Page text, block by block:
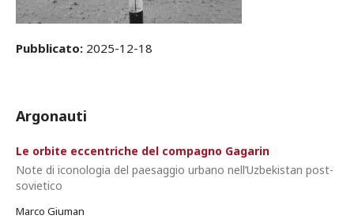
Pubblicato: 2025-12-18
Argonauti
Le orbite eccentriche del compagno Gagarin
Note di iconologia del paesaggio urbano nell’Uzbekistan post-
sovietico
Marco Giuman